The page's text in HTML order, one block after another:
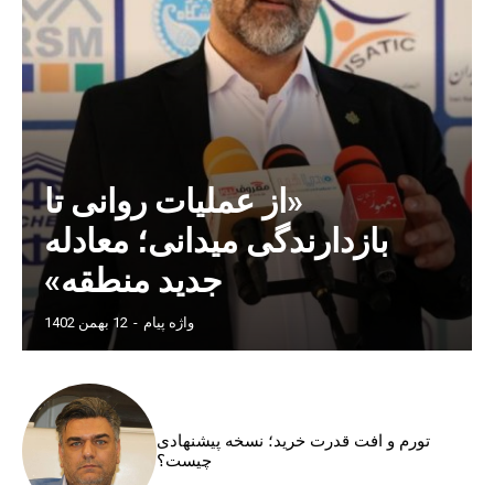
«از عملیات روانی تا
بازدارندگی میدانی؛ معادله
جدید منطقه»
واژه پیام - 12 بهمن 1402
تورم و افت قدرت خرید؛ نسخه پیشنهادی
چیست؟